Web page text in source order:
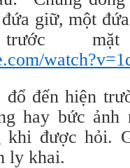
giữ, một
đổ đến hiện
hay bức ảnh
khi được hỏi.
ly khai.